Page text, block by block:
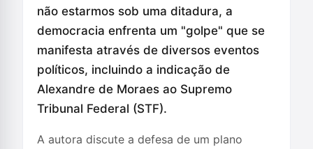
não estarmos sob uma ditadura, a
democracia enfrenta um "golpe" que se
manifesta através de diversos eventos
políticos, incluindo a indicação de
Alexandre de Moraes ao Supremo
Tribunal Federal (STF).
A autora discute a defesa de um plano